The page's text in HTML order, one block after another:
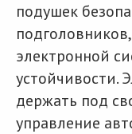
подушек
электронной
устойчивости.
держать под
управление